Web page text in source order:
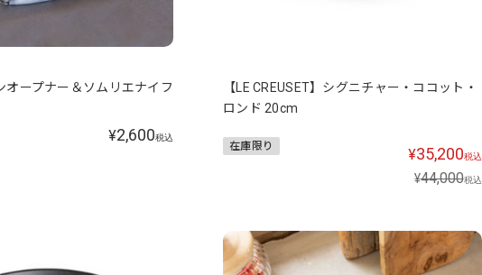
オープナー＆ソムリエナイフ
¥2,600税込
【LE CREUSET】シグニチャー・ココット・
ロンド 20cm
在庫限り ¥35,200税込
¥44,000税込